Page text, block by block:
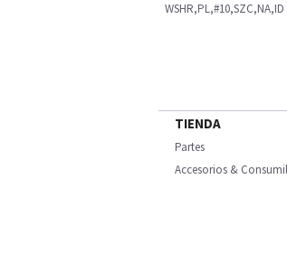
TIENDA
Partes
Accesorios &